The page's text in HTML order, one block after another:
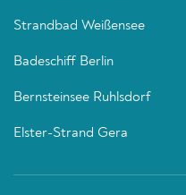
Strandbad Weißensee
Badeschiff Berlin
Bernsteinsee Ruhlsdorf
Elster-Strand Gera